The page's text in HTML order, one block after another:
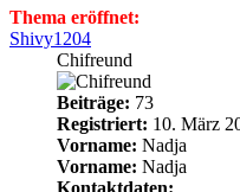
Thema eröffnet:
Shivy1204
Chifreund
Beiträge: 73
Registriert: 10. März
Vorname: Nadja
Vorname: Nadja